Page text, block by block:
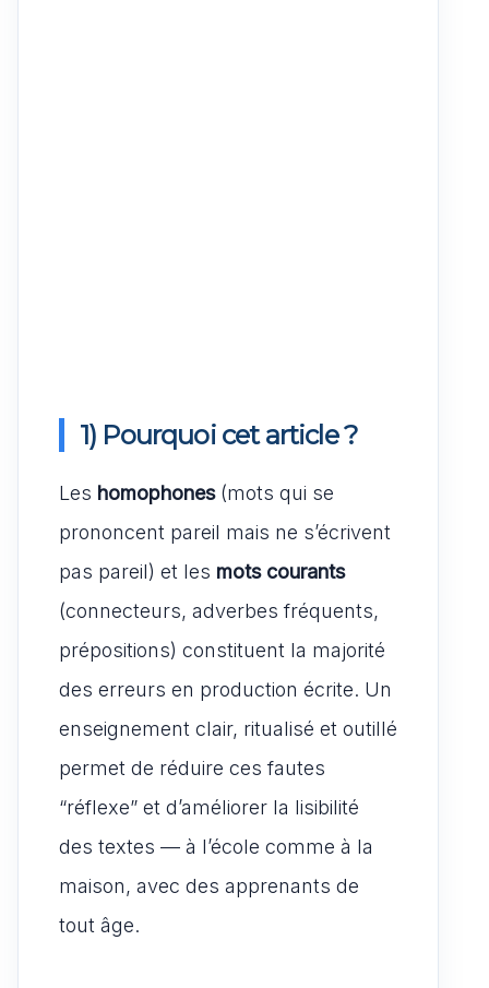
1) Pourquoi cet article ?
Les homophones(mots qui se
prononcent pareil mais ne s’écrivent
pas pareil) et les mots courants
(connecteurs, adverbes fréquents,
prépositions) constituent la majorité
des erreurs en production écrite. Un
enseignement clair, ritualisé et outillé
permet de réduire ces fautes
“réflexe” et d’améliorer la lisibilité
des textes — à l’école comme à la
maison, avec des apprenants de
tout âge.